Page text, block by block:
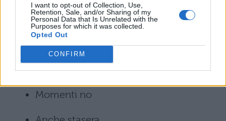
I want to opt-out of Collection, Use,
Retention, Sale, and/or Sharing of my
Personal Data that Is Unrelated with the
Purposes for which it was collected.
Opted Out
CONFIRM
Notti
Ciao bella
Complicato
Momenti no